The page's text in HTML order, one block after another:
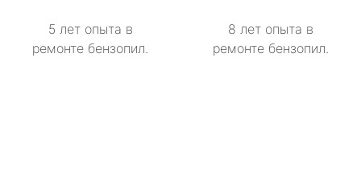
5 лет опыта в
ремонте бензопил.
8 лет опыта в
ремонте бензопил.